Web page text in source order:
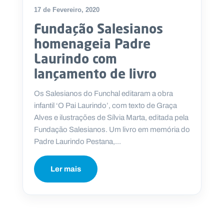
17 de Fevereiro, 2020
Fundação Salesianos
homenageia Padre
Laurindo com
lançamento de livro
Os Salesianos do Funchal editaram a obra
infantil ‘O Pai Laurindo’, com texto de Graça
Alves e ilustrações de Sílvia Marta, editada pela
Fundação Salesianos. Um livro em memória do
Padre Laurindo Pestana,...
Ler mais
R
T
A
A
C
I
N
A
L
S
l
e
i
a